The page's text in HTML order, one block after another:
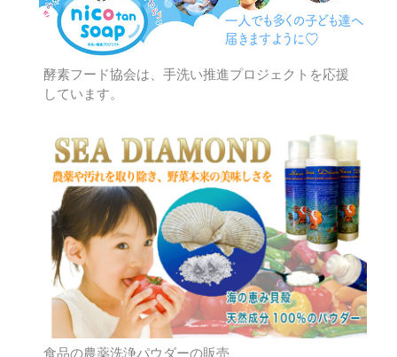
酵素フード協会は、手洗い推進プロジェクトを応援
しています。
食品の農薬洗浄パウダーの販売